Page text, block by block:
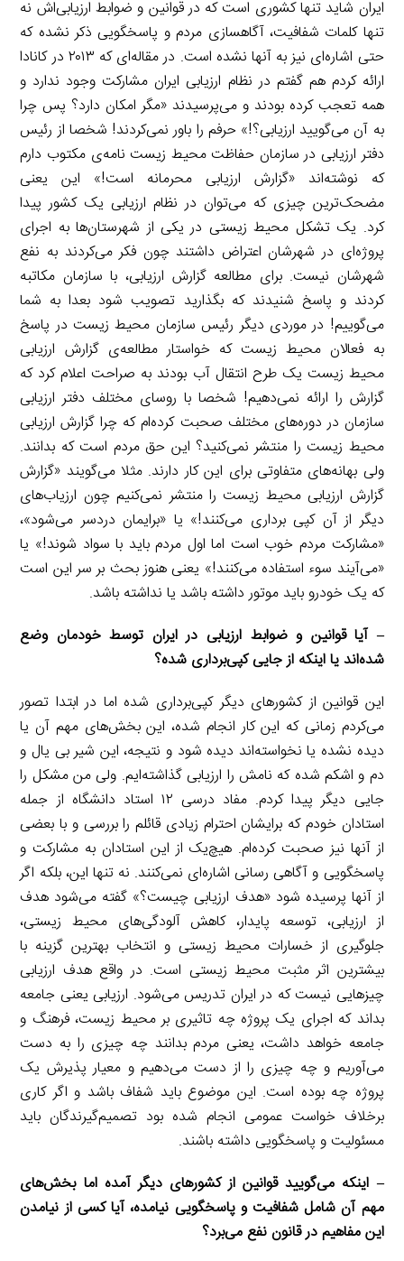
ایران شاید تنها کشوری است که در قوانین و ضوابط ارزیابی‌اش نه
تنها کلمات شفافیت، آگاهسازی مردم و پاسخگویی ذکر نشده که
حتی اشاره‌ای نیز به آنها نشده است. در مقاله‌ای که ۲۰۱۳ در کانادا
ارائه کردم هم گفتم در نظام ارزیابی ایران مشارکت وجود ندارد و
همه تعجب کرده بودند و می‌پرسیدند «مگر امکان دارد؟ پس چرا
به آن می‌گویید ارزیابی؟!» حرفم را باور نمی‌کردند! شخصا از رئیس
دفتر ارزیابی در سازمان حفاظت محیط زیست نامه‌ی مکتوب دارم
که نوشته‌اند «گزارش ارزیابی محرمانه است!» این یعنی
مضحک‌ترین چیزی که می‌توان در نظام ارزیابی یک کشور پیدا
کرد. یک تشکل محیط زیستی در یکی از شهرستان‌ها به اجرای
پروژه‌ای در شهرشان اعتراض داشتند چون فکر می‌کردند به نفع
شهرشان نیست. برای مطالعه گزارش ارزیابی، با سازمان مکاتبه
کردند و پاسخ شنیدند که بگذارید تصویب شود بعدا به شما
می‌گوییم! در موردی دیگر رئیس سازمان محیط زیست در پاسخ
به فعالان محیط زیست که خواستار مطالعه‌ی گزارش ارزیابی
محیط زیست یک طرح انتقال آب بودند به صراحت اعلام کرد که
گزارش را ارائه نمی‌دهیم! شخصا با روسای مختلف دفتر ارزیابی
سازمان در دوره‌های مختلف صحبت کرده‌ام که چرا گزارش ارزیابی
محیط زیست را منتشر نمی‌کنید؟ این حق مردم است که بدانند.
ولی بهانه‌های متفاوتی برای این کار دارند. مثلا می‌گویند «گزارش
گزارش ارزیابی محیط زیست را منتشر نمی‌کنیم چون ارزیاب‌های
دیگر از آن کپی برداری می‌کنند!» یا «برایمان دردسر می‌شود»،
«مشارکت مردم خوب است اما اول مردم باید با سواد شوند!» یا
«می‌آیند سوء استفاده می‌کنند!» یعنی هنوز بحث بر سر این است
که یک خودرو باید موتور داشته باشد یا نداشته باشد.
– آیا قوانین و ضوابط ارزیابی در ایران توسط خودمان وضع
شده‌اند یا اینکه از جایی کپی‌برداری شده؟
این قوانین از کشورهای دیگر کپی‌برداری شده اما در ابتدا تصور
می‌کردم زمانی که این کار انجام شده، این بخش‌های مهم آن یا
دیده نشده یا نخواسته‌اند دیده شود و نتیجه، این شیر بی یال و
دم و اشکم شده که نامش را ارزیابی گذاشته‌ایم. ولی من مشکل را
جایی دیگر پیدا کردم. مفاد درسی ۱۲ استاد دانشگاه از جمله
استادان خودم که برایشان احترام زیادی قائلم را بررسی و با بعضی
از آنها نیز صحبت کرده‌ام. هیچ‌یک از این استادان به مشارکت و
پاسخگویی و آگاهی رسانی اشاره‌ای نمی‌کنند. نه تنها این، بلکه اگر
از آنها پرسیده شود «هدف ارزیابی چیست؟» گفته می‌شود هدف
از ارزیابی، توسعه پایدار، کاهش آلودگی‌های محیط زیستی،
جلوگیری از خسارات محیط زیستی و انتخاب بهترین گزینه با
بیشترین اثر مثبت محیط زیستی است. در واقع هدف ارزیابی
چیزهایی نیست که در ایران تدریس می‌شود. ارزیابی یعنی جامعه
بداند که اجرای یک پروژه چه تاثیری بر محیط زیست، فرهنگ و
جامعه خواهد داشت، یعنی مردم بدانند چه چیزی را به دست
می‌آوریم و چه چیزی را از دست می‌دهیم و معیار پذیرش یک
پروژه چه بوده است. این موضوع باید شفاف باشد و اگر کاری
برخلاف خواست عمومی انجام شده بود تصمیم‌گیرندگان باید
مسئولیت و پاسخگویی داشته باشند.
– اینکه می‌گویید قوانین از کشورهای دیگر آمده اما بخش‌های
مهم آن شامل شفافیت و پاسخگویی نیامده، آیا کسی از نیامدن
این مفاهیم در قانون نفع می‌برد؟